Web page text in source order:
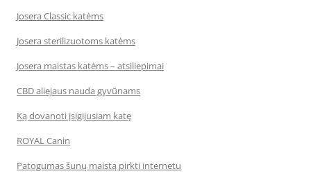
Josera Classic katėms
Josera sterilizuotoms katėms
Josera maistas katėms – atsiliepimai
CBD aliejaus nauda gyvūnams
Ką dovanoti įsigijusiam katę
ROYAL Canin
Patogumas šunų maistą pirkti internetu